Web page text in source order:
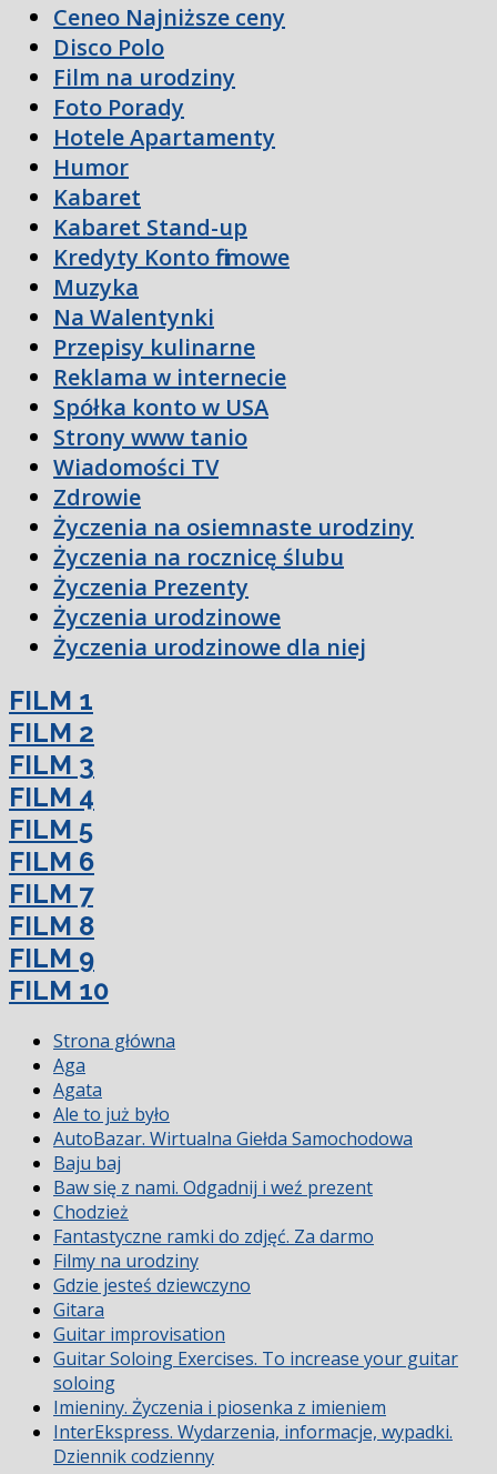
Ceneo Najniższe ceny
Disco Polo
Film na urodziny
Foto Porady
Hotele Apartamenty
Humor
Kabaret
Kabaret Stand-up
Kredyty Konto firmowe
Muzyka
Na Walentynki
Przepisy kulinarne
Reklama w internecie
Spółka konto w USA
Strony www tanio
Wiadomości TV
Zdrowie
Życzenia na osiemnaste urodziny
Życzenia na rocznicę ślubu
Życzenia Prezenty
Życzenia urodzinowe
Życzenia urodzinowe dla niej
FILM 1
FILM 2
FILM 3
FILM 4
FILM 5
FILM 6
FILM 7
FILM 8
FILM 9
FILM 10
Strona główna
Aga
Agata
Ale to już było
AutoBazar. Wirtualna Giełda Samochodowa
Baju baj
Baw się z nami. Odgadnij i weź prezent
Chodzież
Fantastyczne ramki do zdjęć. Za darmo
Filmy na urodziny
Gdzie jesteś dziewczyno
Gitara
Guitar improvisation
Guitar Soloing Exercises. To increase your guitar
soloing
Imieniny. Życzenia i piosenka z imieniem
InterEkspress. Wydarzenia, informacje, wypadki.
Dziennik codzienny